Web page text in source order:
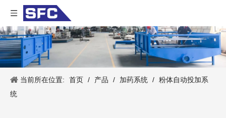
当前所在位置: 首页 / 产品 / 加药系统 / 粉体自动投加系
统